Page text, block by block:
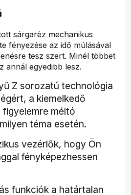
sárgaréz mechanikus
fényezése az idő múlásával
tesz szert. Minél többet
annál egyedibb lesz.
Z sorozatú technológia
a kiemelkedő
méltó
téma esetén.
vezérlők, hogy Ön
fényképezhessen
funkciók a határtalan